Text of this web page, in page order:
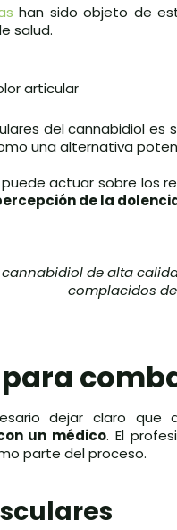
han sido objeto de
salud.
del cannabidiol es
una alternativa
actuar sobre los
de la
de alta
complacidos
para
dejar claro
un médico. El
parte del proceso.